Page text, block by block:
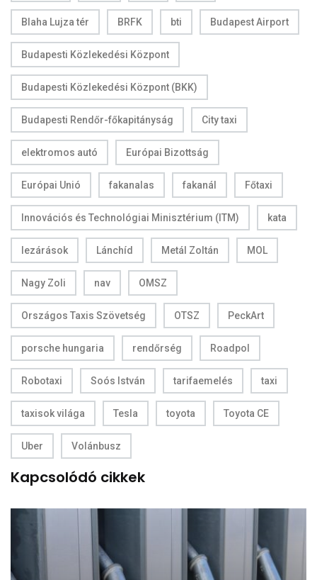
Blaha Lujza tér BRFK bti Budapest Airport
Budapesti Közlekedési Központ
Budapesti Közlekedési Központ (BKK)
Budapesti Rendőr-főkapitányság City taxi
elektromos autó Európai Bizottság
Európai Unió fakanalas fakanál Főtaxi
Innovációs és Technológiai Minisztérium (ITM) kata
lezárások Lánchíd Metál Zoltán MOL
Nagy Zoli nav OMSZ
Országos Taxis Szövetség OTSZ PeckArt
porsche hungaria rendőrség Roadpol
Robotaxi Soós István tarifaemelés taxi
taxisok világa Tesla toyota Toyota CE
Uber Volánbusz
Kapcsolódó cikkek